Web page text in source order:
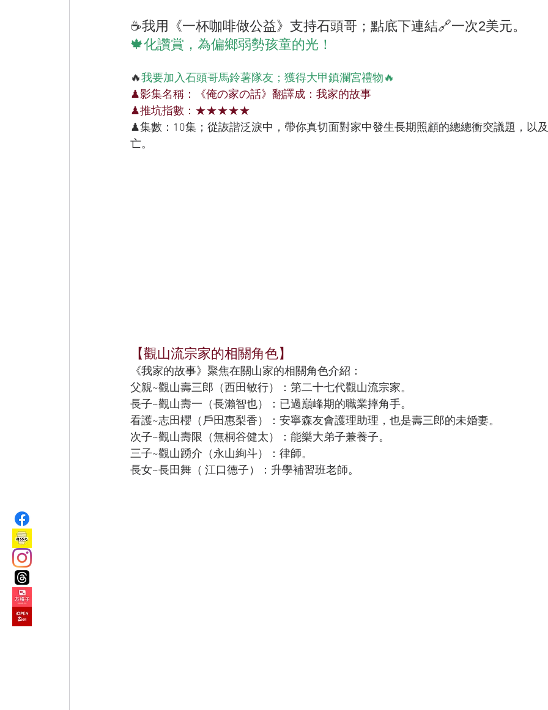
☕️我用《一杯咖啡做公益》支持石頭哥；點底下連結🔗一次2美元。
🍁化讚賞，為偏鄉弱勢孩童的光！
🔥我要加入石頭哥馬鈴薯隊友；獲得大甲鎮瀾宮禮物🔥
♟影集名稱：《俺の家の話》翻譯成：我家的故事
♟推坑指數：★★★★★
♟集數：10集；從詼諧泛淚中，帶你真切面對家中發生長期照顧的總總衝突議題，以
亡。
【觀山流宗家的相關角色】
《我家的故事》聚焦在關山家的相關角色介紹：
父親~觀山壽三郎（西田敏行）：第二十七代觀山流宗家。
長子~觀山壽一（長瀨智也）：已過巔峰期的職業摔角手。
看護~志田櫻（戶田惠梨香）：安寧森友會護理助理，也是壽三郎的未婚妻。
次子~觀山壽限（無桐谷健太）：能樂大弟子兼養子。
三子~觀山踴介（永山絢斗）：律師。
長女~長田舞（ 江口德子）：升學補習班老師。